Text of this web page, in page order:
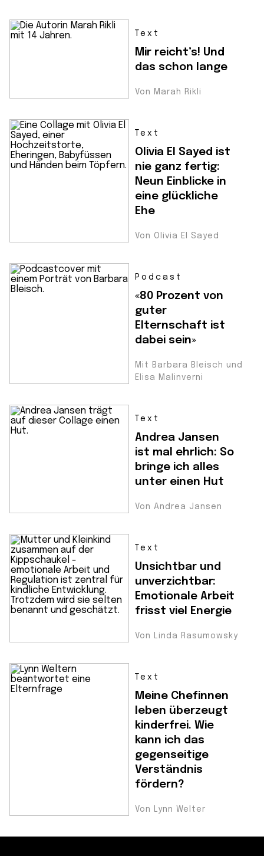
Text
Mir reicht’s! Und
das schon lange
Von Marah Rikli
Text
Olivia El Sayed ist
nie ganz fertig:
Neun Einblicke in
eine glückliche
Ehe
Von Olivia El Sayed
Podcast
«80 Prozent von
guter
Elternschaft ist
dabei sein»
Mit Barbara Bleisch und
Elisa Malinverni
Text
Andrea Jansen
ist mal ehrlich: So
bringe ich alles
unter einen Hut
Von Andrea Jansen
Text
Unsichtbar und
unverzichtbar:
Emotionale Arbeit
frisst viel Energie
Von Linda Rasumowsky
Text
Meine Chefinnen
leben überzeugt
kinderfrei. Wie
kann ich das
gegenseitige
Verständnis
fördern?
Von Lynn Welter